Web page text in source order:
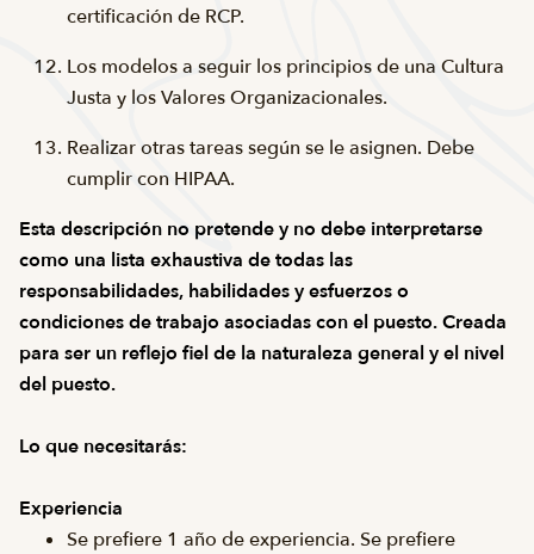
certificación de RCP.
Los modelos a seguir los principios de una Cultura
Justa y los Valores Organizacionales.
Realizar otras tareas según se le asignen. Debe
cumplir con HIPAA.
Esta descripción no pretende y no debe interpretarse
como una lista exhaustiva de todas las
responsabilidades, habilidades y esfuerzos o
condiciones de trabajo asociadas con el puesto. Creada
para ser un reflejo fiel de la naturaleza general y el nivel
del puesto.
Lo que necesitarás:
Experiencia
Se prefiere 1 año de experiencia. Se prefiere